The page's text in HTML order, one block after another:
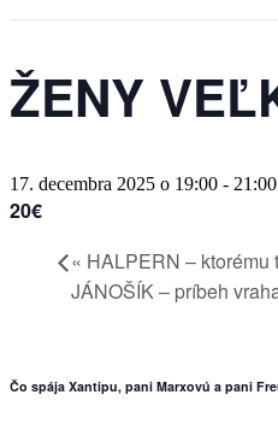
ŽENY
17. decembra 2025 o 19:00 - 21:00
20€
« HALPERN – ktorému
JÁNOŠÍK – príbeh
Čo spája Xantipu, pani Marxovú a pani